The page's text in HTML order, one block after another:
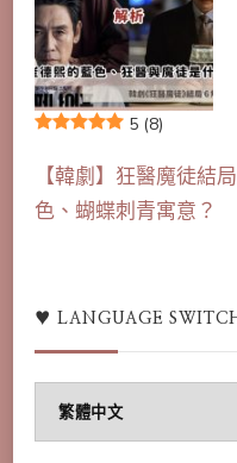
5 (8)
【韓劇】狂醫魔徒結
色、蝴蝶刺青寓意？
♥ LANGUAGE